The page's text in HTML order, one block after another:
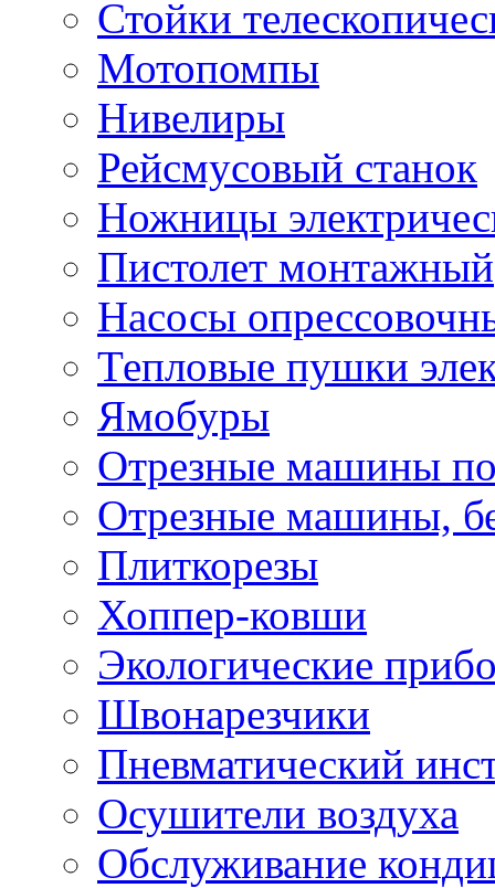
Стойки
Мотопомпы
Нивелиры
Рейсмусовый станок
Ножницы
Пистолет монтажный
Насосы
Тепловые пушки
Ямобуры
Отрезные машины
Отрезные машины,
Плиткорезы
Хоппер-ковши
Экологические
Швонарезчики
Пневматический
Осушители воздуха
Обслуживание